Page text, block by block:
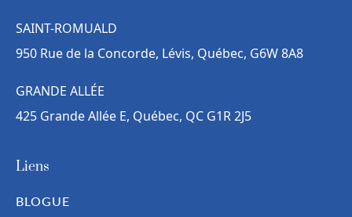
SAINT-ROMUALD
950 Rue de la Concorde, Lévis, Québec, G6W 8A8
GRANDE ALLÉE
425 Grande Allée E, Québec, QC G1R 2J5
Liens
BLOGUE